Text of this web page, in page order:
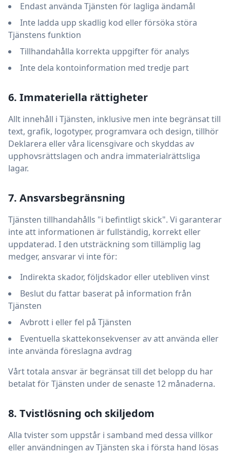
Endast använda Tjänsten för lagliga ändamål
Inte ladda upp skadlig kod eller försöka störa
Tjänstens funktion
Tillhandahålla korrekta uppgifter för analys
Inte dela kontoinformation med tredje part
6. Immateriella rättigheter
Allt innehåll i Tjänsten, inklusive men inte begränsat till
text, grafik, logotyper, programvara och design, tillhör
Deklarera eller våra licensgivare och skyddas av
upphovsrättslagen och andra immaterialrättsliga
lagar.
7. Ansvarsbegränsning
Tjänsten tillhandahålls "i befintligt skick". Vi garanterar
inte att informationen är fullständig, korrekt eller
uppdaterad. I den utsträckning som tillämplig lag
medger, ansvarar vi inte för:
Indirekta skador, följdskador eller utebliven vinst
Beslut du fattar baserat på information från
Tjänsten
Avbrott i eller fel på Tjänsten
Eventuella skattekonsekvenser av att använda eller
inte använda föreslagna avdrag
Vårt totala ansvar är begränsat till det belopp du har
betalat för Tjänsten under de senaste 12 månaderna.
8. Tvistlösning och skiljedom
Alla tvister som uppstår i samband med dessa villkor
eller användningen av Tjänsten ska i första hand lösas